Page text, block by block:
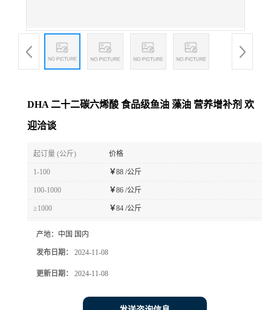
DHA 二十二碳六烯酸 食品级鱼油 藻油 营养增补剂 欢
迎洽谈
起订量 (公斤) 价格
1-100 ￥88 /公斤
100-1000 ￥86 /公斤
≥1000 ￥84 /公斤
产地： 中国 国内
发布日期： 2024-11-08
更新日期： 2024-11-08